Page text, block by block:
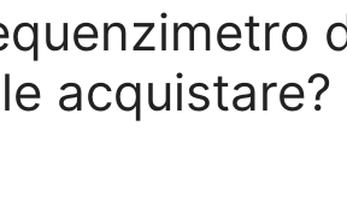
acquistare?